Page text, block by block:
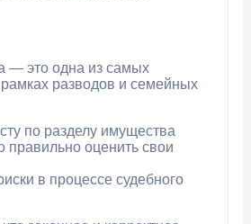
— это одна из самых
разводов и семейных
по разделу имущества
правильно оценить свои
в процессе судебного